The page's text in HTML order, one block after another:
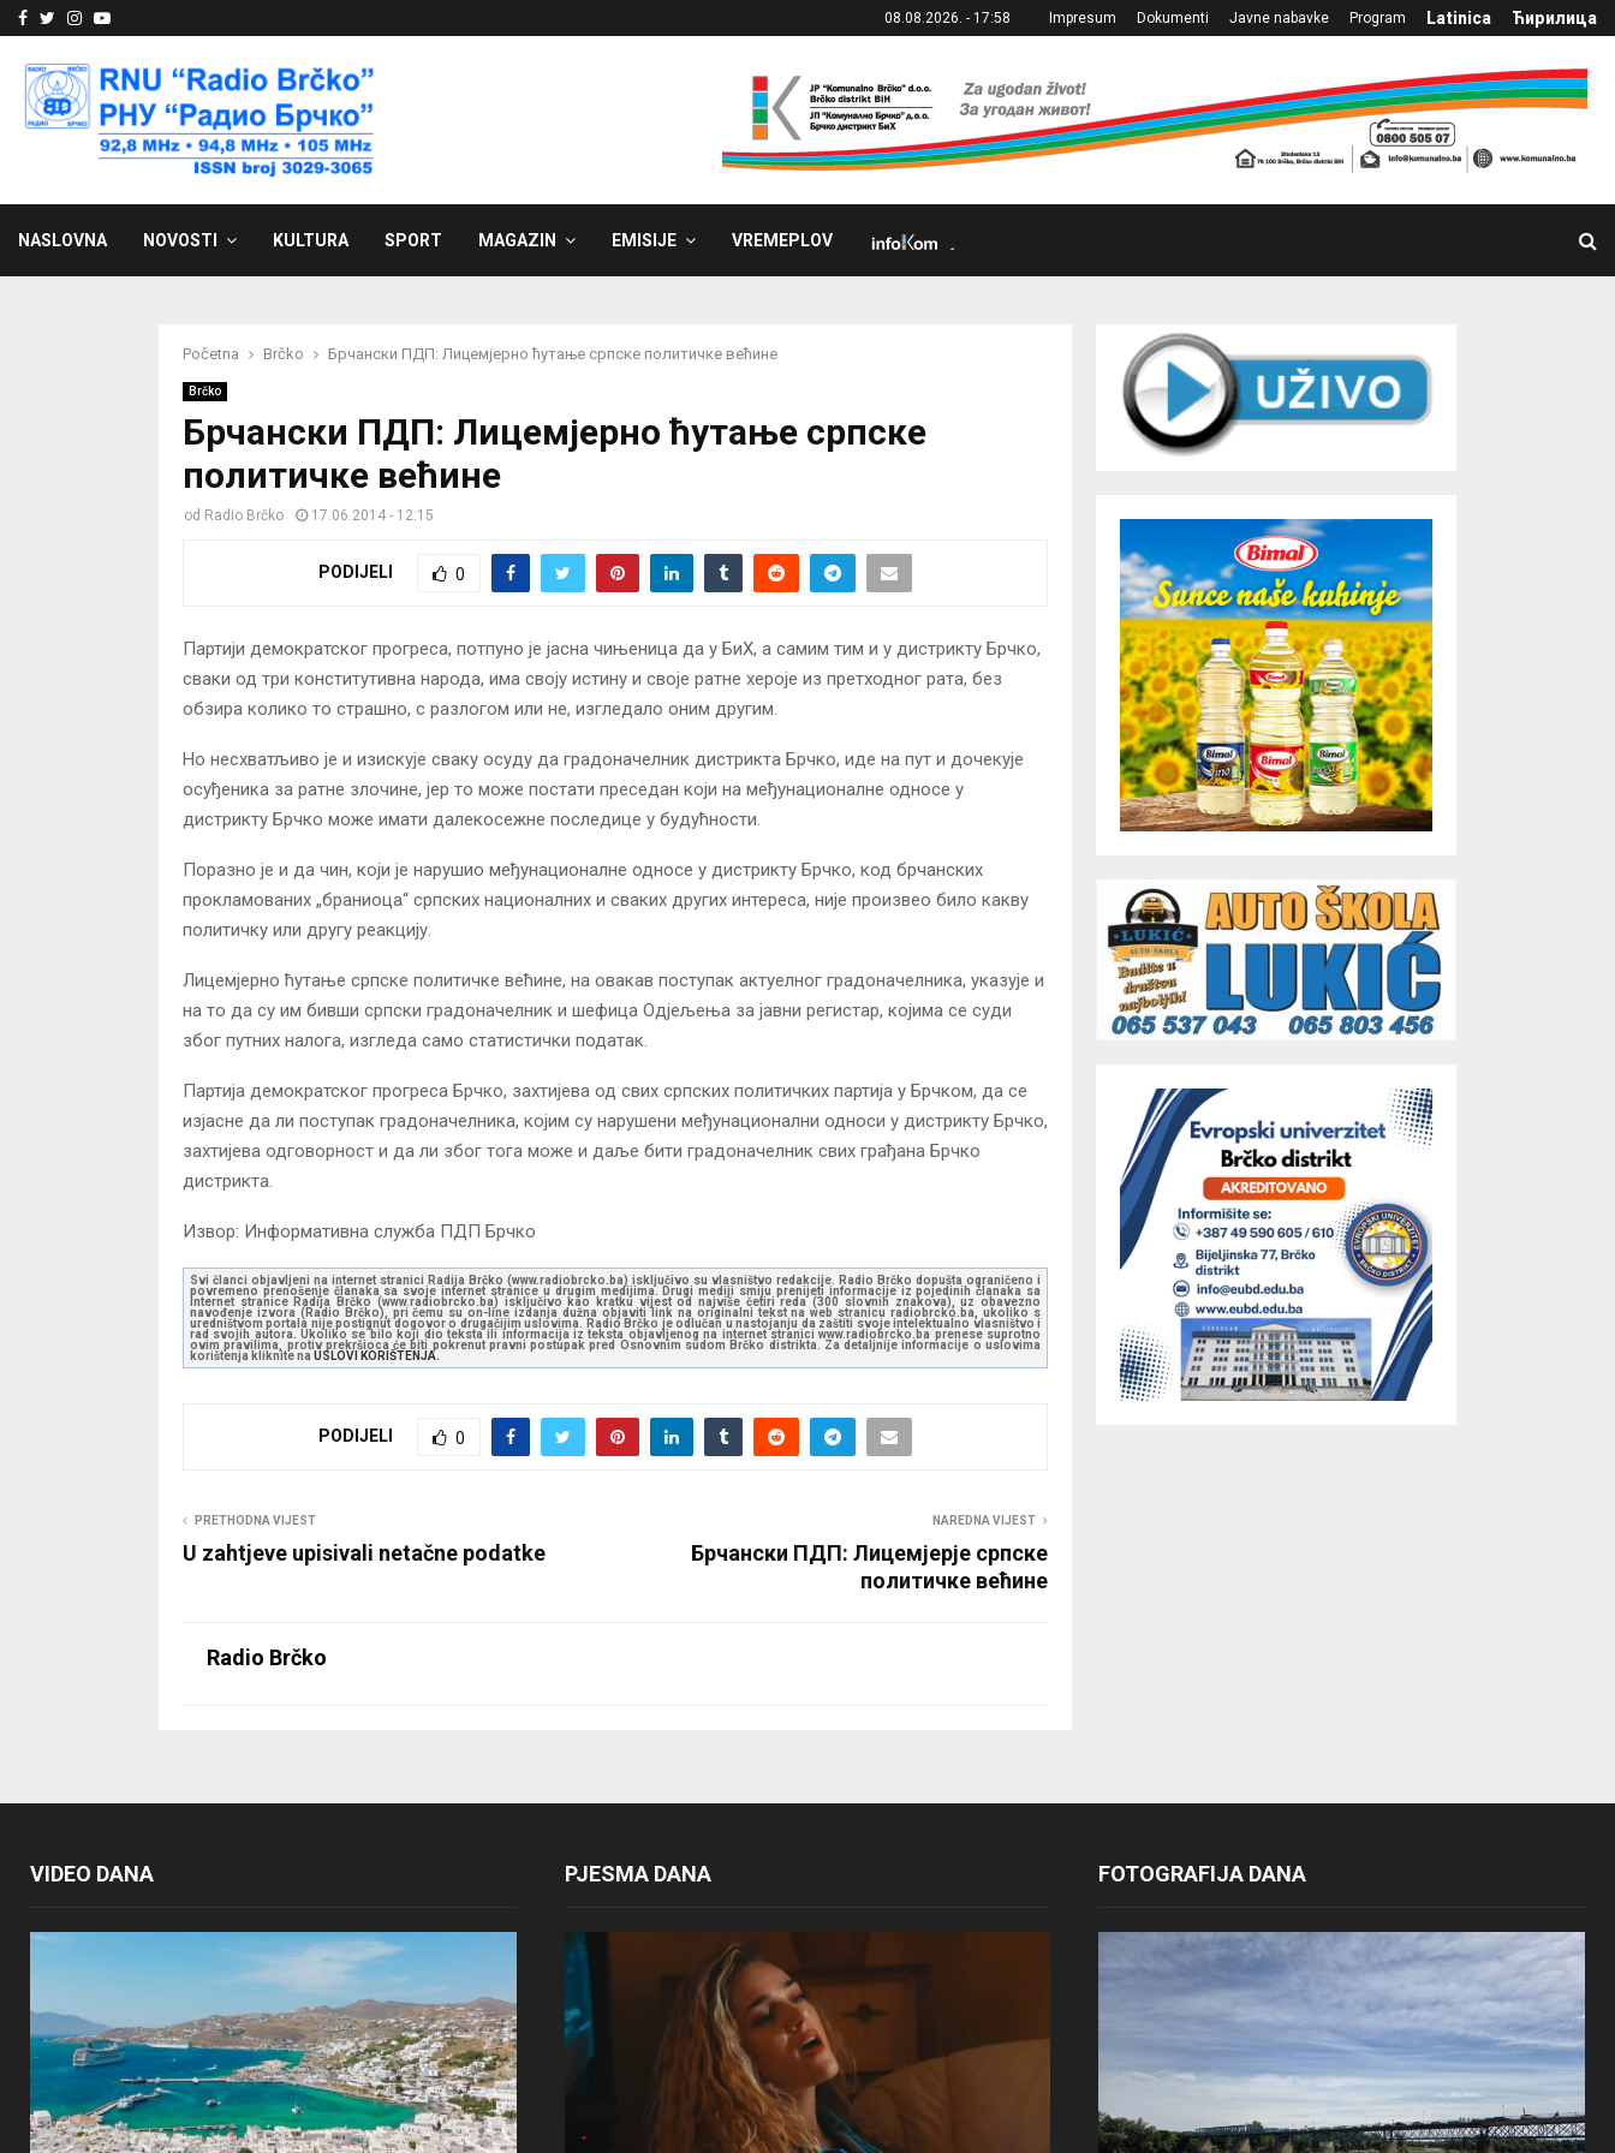
Facebook
Twitter
Instagram
Youtube 08.08.2026. - 17:58 Impresum Dokumenti Javne nabavke Program Latinica Ћирилица
NASLOVNA NOVOSTI KULTURA SPORT MAGAZIN EMISIJE VREMEPLOV
Početna Brčko Брчански ПДП: Лицемјерно ћутање српске политичке већине
Brčko
Брчански ПДП: Лицемјерно ћутање српске
политичке већине
od Radio Brčko 17.06.2014 - 12:15
PODIJELI 0
Партији демократског прогреса, потпуно је јасна чињеница да у БиХ, а самим тим и у дистрикту Брчко,
сваки од три конститутивна народа, има своју истину и своје ратне хероје из претходног рата, без
обзира колико то страшно, с разлогом или не, изгледало оним другим.
Но несхватљиво је и изискује сваку осуду да градоначелник дистрикта Брчко, иде на пут и дочекује
осуђеника за ратне злочине, јер то може постати преседан који на међунационалне односе у
дистрикту Брчко може имати далекосежне последице у будућности.
Поразно је и да чин, који је нарушио међунационалне односе у дистрикту Брчко, код брчанских
прокламованих „браниоца“ српских националних и сваких других интереса, није произвео било какву
политичку или другу реакцију.
Лицемјерно ћутање српске политичке већине, на овакав поступак актуелног градоначелника, указује и
на то да су им бивши српски градоначелник и шефица Одјељења за јавни регистар, којима се суди
због путних налога, изгледа само статистички податак.
Партија демократског прогреса Брчко, захтијева од свих српских политичких партија у Брчком, да се
изјасне да ли поступак градоначелника, којим су нарушени међунационални односи у дистрикту Брчко,
захтијева одговорност и да ли због тога може и даље бити градоначелник свих грађана Брчко
дистрикта.
Извор: Информативна служба ПДП Брчко
Svi članci objavljeni na internet stranici Radija Brčko (www.radiobrcko.ba) isključivo su vlasništvo redakcije. Radio Brčko dopušta ograničeno i
povremeno prenošenje članaka sa svoje internet stranice u drugim medijima. Drugi mediji smiju prenijeti informacije iz pojedinih članaka sa
Internet stranice Radija Brčko (www.radiobrcko.ba) isključivo kao kratku vijest od najviše četiri reda (300 slovnih znakova), uz obavezno
navođenje izvora (Radio Brčko), pri čemu su on-line izdanja dužna objaviti link na originalni tekst na web stranicu radiobrcko.ba, ukoliko s
uredništvom portala nije postignut dogovor o drugačijim uslovima. Radio Brčko je odlučan u nastojanju da zaštiti svoje intelektualno vlasništvo i
rad svojih autora. Ukoliko se bilo koji dio teksta ili informacija iz teksta objavljenog na internet stranici www.radiobrcko.ba prenese suprotno
ovim pravilima, protiv prekršioca će biti pokrenut pravni postupak pred Osnovnim sudom Brčko distrikta. Za detaljnije informacije o uslovima
korištenja kliknite na USLOVI KORIŠTENJA.
PODIJELI 0
PRETHODNA VIJEST
U zahtjeve upisivali netačne podatke
NAREDNA VIJEST
Брчански ПДП: Лицемјерје српске
политичке већине
Radio Brčko
VIDEO DANA PJESMA DANA FOTOGRAFIJA DANA